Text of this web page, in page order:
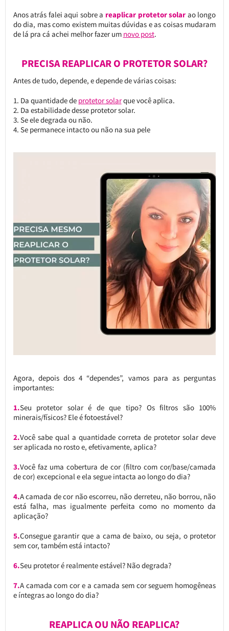
Anos atrás falei aqui sobre a reaplicar protetor solar ao longo
do dia, mas como existem muitas dúvidas e as coisas mudaram
de lá pra cá achei melhor fazer um novo post.
PRECISA REAPLICAR O PROTETOR SOLAR?
Antes de tudo, depende, e depende de várias coisas:
Da quantidade de protetor solarque você aplica.
Da estabilidade desse protetor solar.
Se ele degrada ou não.
Se permanece intacto ou não na sua pele
Agora, depois dos 4 “dependes”, vamos para as perguntas
importantes:
1.Seu protetor solar é de que tipo? Os filtros são 100%
minerais/físicos? Ele é fotoestável?
2.Você sabe qual a quantidade correta de protetor solar deve
ser aplicada no rosto e, efetivamente, aplica?
3.Você faz uma cobertura de cor (filtro com cor/base/camada
de cor) excepcional e ela segue intacta ao longo do dia?
4.A camada de cor não escorreu, não derreteu, não borrou, não
está falha, mas igualmente perfeita como no momento da
aplicação?
5.Consegue garantir que a cama de baixo, ou seja, o protetor
sem cor, também está intacto?
6.Seu protetor é realmente estável? Não degrada?
7.A camada com cor e a camada sem cor seguem homogêneas
e íntegras ao longo do dia?
REAPLICA OU NÃO REAPLICA?